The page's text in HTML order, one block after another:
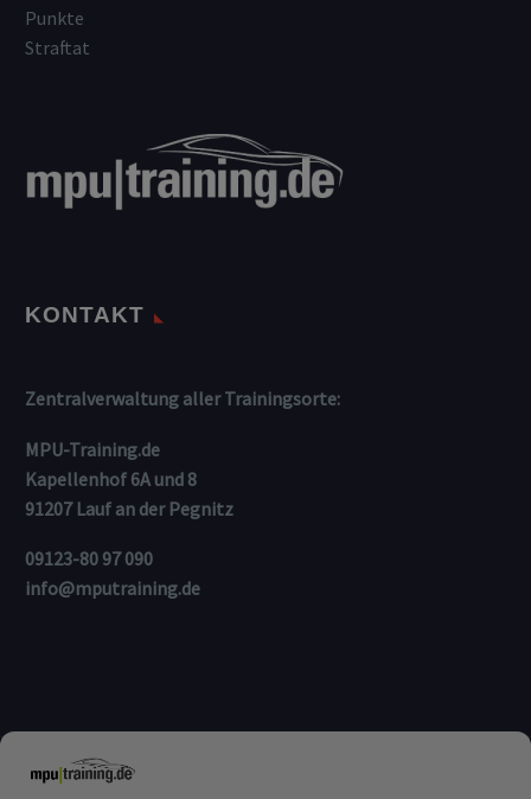
Punkte
Straftat
KONTAKT
Zentralverwaltung aller Trainingsorte:
MPU-Training.de
Kapellenhof 6A und 8
91207 Lauf an der Pegnitz
09123-80 97 090
info@mputraining.de